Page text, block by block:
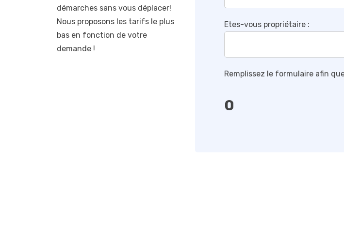
démarches sans vous déplacer!
Nous proposons les tarifs le plus
bas en fonction de votre
demande !
Etes-vous propriétaire :
Remplissez le formulaire afin
0